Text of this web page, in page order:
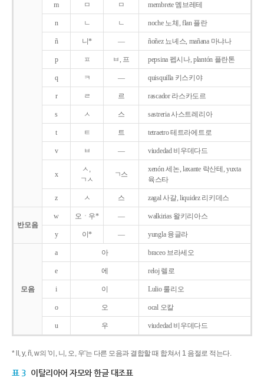
m ㅁ ㅁ membrete 멤브레테
n ㄴ ㄴ noche 노체, flan 플란
ñ 니* ― ñoñez 뇨녜스, mañana 마냐나
p ㅍ ㅂ, 프 pepsina 펩시나, plantón 플란톤
q ㅋ ― quisquilla 키스키야
r ㄹ 르 rascador 라스카도르
s ㅅ 스 sastreria 사스트레리아
t ㅌ 트 tetraetro 테트라에트로
v ㅂ ― viudedad 비우데다드
x
ㅅ,
ㄱㅅ
ㄱ스
xenón 세논, laxante 락산테, yuxta
육스타
z ㅅ 스 zagal 사갈, liquidez 리키데스
반모음
w 오ㆍ우* ― walkirias 왈키리아스
y 이* ― yungla 융글라
모음
a 아 braceo 브라세오
e 에 reloj 렐로
i 이 Lulio 룰리오
o 오 ocal 오칼
u 우 viudedad 비우데다드
* ll, y, ñ, w의 '이, 니, 오, 우'는 다른 모음과 결합할 때 합쳐서 1 음절로 적는다.
표 3 이탈리아어 자모와 한글 대조표